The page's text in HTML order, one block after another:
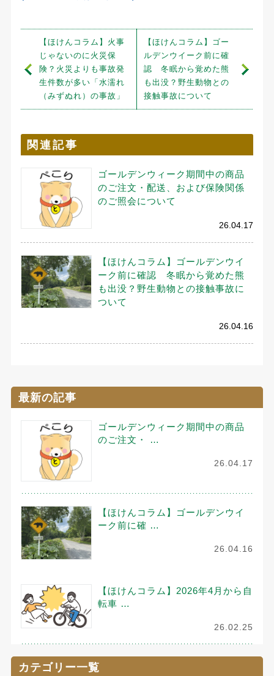
【ほけんコラム】火事
じゃないのに火災保
険？火災よりも事故発
生件数が多い「水濡れ
（みずぬれ）の事故」
【ほけんコラム】ゴー
ルデンウイーク前に確
認 冬眠から覚めた熊
も出没？野生動物との
接触事故について
関連記事
ゴールデンウィーク期間中の商品
のご注文・配送、および保険関係
のご照会について
26.04.17
【ほけんコラム】ゴールデンウイ
ーク前に確認 冬眠から覚めた熊
も出没？野生動物との接触事故に
ついて
26.04.16
最新の記事
ゴールデンウィーク期間中の商品
のご注文・ …
26.04.17
【ほけんコラム】ゴールデンウイ
ーク前に確 …
26.04.16
【ほけんコラム】2026年4月から自
転車 …
26.02.25
カテゴリー一覧